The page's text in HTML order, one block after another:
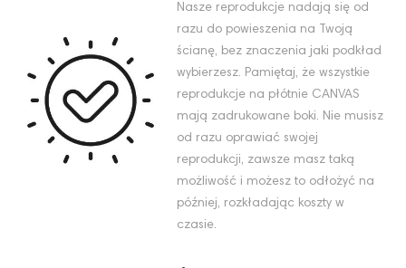
Nasze reprodukcje nadają się od
razu do powieszenia na Twoją
ścianę, bez znaczenia jaki podkład
wybierzesz. Pamiętaj, że wszystkie
reprodukcje na płótnie CANVAS
mają zadrukowane boki. Nie musisz
od razu oprawiać swojej
reprodukcji, zawsze masz taką
możliwość i możesz to odłożyć na
później, rozkładając koszty w
czasie.